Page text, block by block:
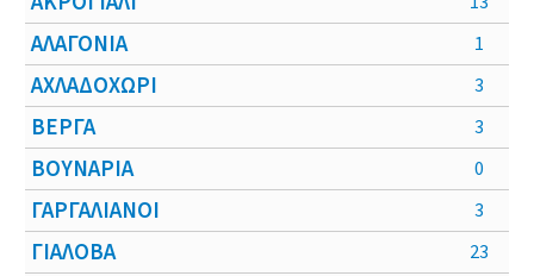
ΑΛΑΓΟΝΙΑ 1
ΑΧΛΑΔΟΧΩΡΙ 3
ΒΕΡΓΑ 3
ΒΟΥΝΑΡΙΑ 0
ΓΑΡΓΑΛΙΑΝΟΙ 3
ΓΙΑΛΟΒΑ 23